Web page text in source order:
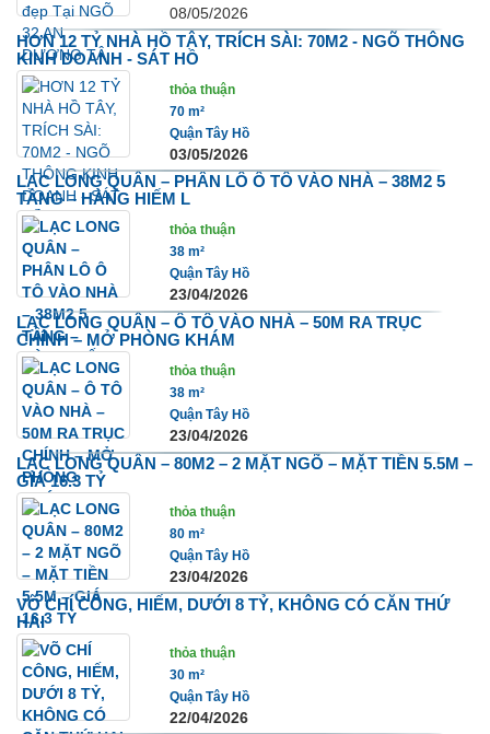
08/05/2026
HƠN 12 TỶ NHÀ HỒ TÂY, TRÍCH SÀI: 70M2 - NGÕ THÔNG
KINH DOANH - SÁT HỒ
thỏa thuận
70 m²
Quận Tây Hồ
03/05/2026
LẠC LONG QUÂN – PHÂN LÔ Ô TÔ VÀO NHÀ – 38M2 5
TẦNG – HÀNG HIẾM L
thỏa thuận
38 m²
Quận Tây Hồ
23/04/2026
LẠC LONG QUÂN – Ô TÔ VÀO NHÀ – 50M RA TRỤC
CHÍNH – MỞ PHÒNG KHÁM
thỏa thuận
38 m²
Quận Tây Hồ
23/04/2026
LẠC LONG QUÂN – 80M2 – 2 MẶT NGÕ – MẶT TIỀN 5.5M –
GIÁ 16.3 TỶ
thỏa thuận
80 m²
Quận Tây Hồ
23/04/2026
VÕ CHÍ CÔNG, HIẾM, DƯỚI 8 TỶ, KHÔNG CÓ CĂN THỨ
HAI
thỏa thuận
30 m²
Quận Tây Hồ
22/04/2026